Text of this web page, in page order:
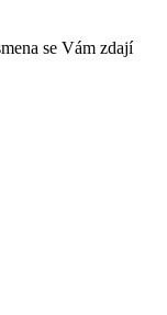
se Vám zdají